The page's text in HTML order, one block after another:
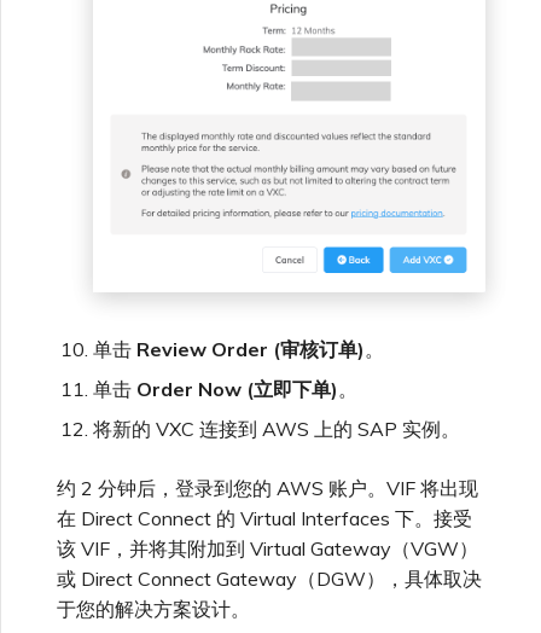
单击 Review Order (审核订单) 。
单击 Order Now (立即下单) 。
将新的 VXC 连接到 AWS 上的 SAP 实例。
约 2 分钟后，登录到您的 AWS 账户。VIF 将出现
在 Direct Connect 的 Virtual Interfaces 下。接受
该 VIF，并将其附加到 Virtual Gateway（VGW）
或 Direct Connect Gateway（DGW），具体取决
于您的解决方案设计。